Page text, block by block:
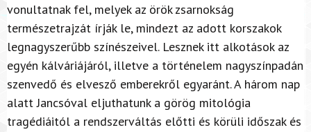
vonultatnak fel, melyek az örök zsarnokság
természetrajzát írják le, mindezt az adott korszakok
legnagyszerűbb színészeivel. Lesznek itt alkotások az
egyén kálváriájáról, illetve a történelem nagyszínpadán
szenvedő és elvesző emberekről egyaránt. A három nap
alatt Jancsóval eljuthatunk a görög mitológia
tragédiáitól a rendszerváltás előtti és körüli időszak és